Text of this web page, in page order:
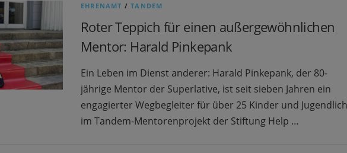
EHRENAMT /TANDEM
Roter Teppich für einen außergewöhnlichen
Mentor: Harald Pinkepank
Ein Leben im Dienst anderer: Harald Pinkepank, der 80-
jährige Mentor der Superlative, ist seit sieben Jahren ein
engagierter Wegbegleiter für über 25 Kinder und
im Tandem-Mentorenprojekt der Stiftung Help …